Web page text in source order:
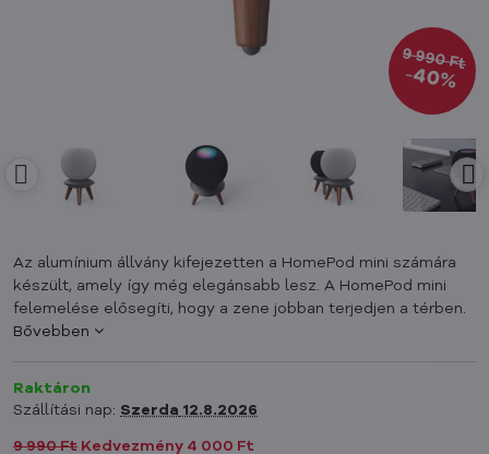
9 990 Ft
40%
Az alumínium állvány kifejezetten a HomePod mini számára
készült, amely így még elegánsabb lesz. A HomePod mini
felemelése elősegíti, hogy a zene jobban terjedjen a térben.
Bővebben
Raktáron
Szállítási nap: Szerda 12.8.2026
9 990 Ft Kedvezmény 4 000 Ft